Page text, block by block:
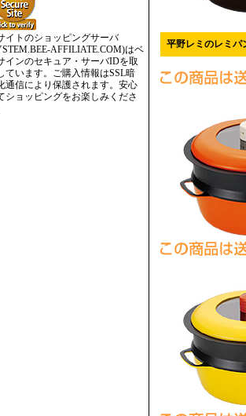
イトのショッピングサーバ
AFFILIATE.COM)はベ
インのセキュア・サーバIDを取
ています。ご購入情報はSSL暗
通信により保護されます。安心
ショッピングをお楽しみくださ
平野レミのレミ